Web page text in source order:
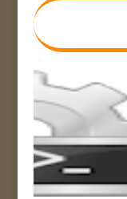
برامج الحاسوب